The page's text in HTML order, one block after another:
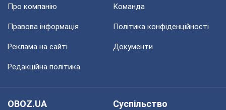
Про компанію Команда
Правова інформація Політика конфіденційності
Реклама на сайті Документи
Редакційна політика
OBOZ.UA
Суспільство